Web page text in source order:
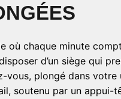
où chaque minute
d’un siège qui
vous, plongé dans votre
soutenu par un appui-